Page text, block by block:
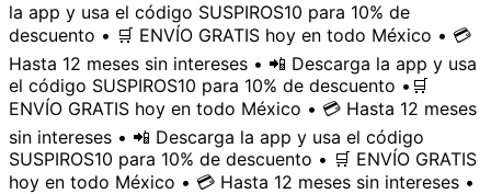
la app y usa el código SUSPIROS10 para 10% de
descuento • 🛒 ENVÍO GRATIS hoy en todo México • 💳
Hasta 12 meses sin intereses • 📲 Descarga la app y usa
el código SUSPIROS10 para 10% de descuento • 🛒
ENVÍO GRATIS hoy en todo México • 💳 Hasta 12 meses
sin intereses • 📲 Descarga la app y usa el código
SUSPIROS10 para 10% de descuento • 🛒 ENVÍO GRATIS
hoy en todo México • 💳 Hasta 12 meses sin intereses •